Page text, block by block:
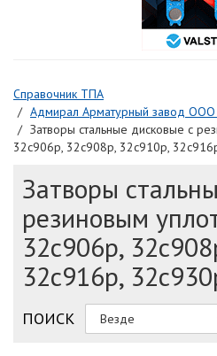
Справочник ТПА
Адмирал Арматурный завод ООО
Затворы стальные дисковые с
32с906р, 32с908р, 32с910р,
Затворы
резиновым
32с906р,
32с916р,
ПОИСК